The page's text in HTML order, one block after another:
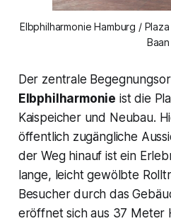
Elbphilharmonie Hamburg /
Baan
Der zentrale
Elbphilharmonie ist die
Kaispeicher und Neubau.
öffentlich zugängliche
der Weg hinauf ist ein
lange, leicht gewölbte
Besucher durch das
eröffnet sich aus 37 Meter